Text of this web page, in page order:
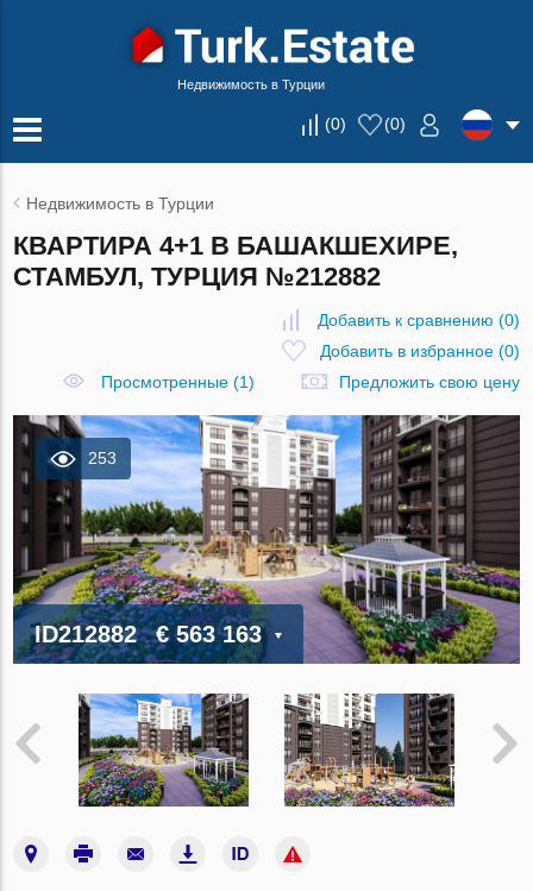
Недвижимость в Турции
(0) (0)
Недвижимость в Турции
КВАРТИРА 4+1 В БАШАКШЕХИРЕ,
СТАМБУЛ, ТУРЦИЯ №212882
Добавить к сравнению (0)
Добавить в избранное(0)
Просмотренные (1)
Предложить свою цену
253
ID212882 € 563 163